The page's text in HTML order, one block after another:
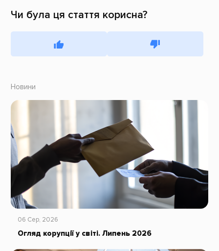
Чи була ця стаття корисна?
Новини
06 Сер, 2026
Огляд корупції у світі. Липень 2026